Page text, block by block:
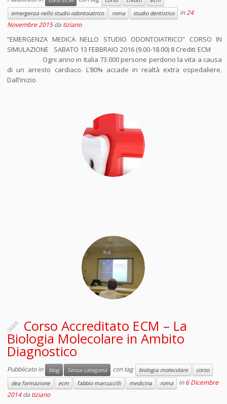
emergenza nello studio odontoiatrico
roma studio dentistico in24
Novembre 2015 da tiziano
“EMERGENZA MEDICA NELLO STUDIO ODONTOIATRICO” CORSO IN
SIMULAZIONE SABATO 13 FEBBRAIO 2016 (9.00-18.00) 8 Crediti ECM
Ogni anno in Italia 73.000 persone perdono la vita a causa
di un arresto cardiaco. L’80% accade in realtà extra ospedaliere.
Dall’inizio
Corso Accreditato ECM – La
Biologia Molecolare in Ambito
Diagnostico
Pubblicato in blog Senza categoria con tag biologia molecolare
corso
dea formazione
ecm fabbio marcuccilli medicina roma in6 Dicembre
2014 da tiziano